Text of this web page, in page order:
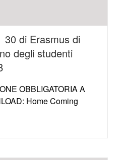
di Erasmus di
degli studenti
OBBLIGATORIA A
Home Coming